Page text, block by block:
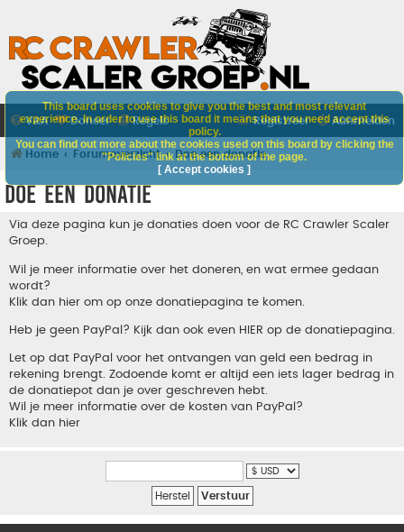
V&A Doneer Regels Aanmelden
Registreer
Home Forumoverzicht Doe een donatie
Doe een donatie
Via deze pagina kun je donaties doen voor de RC Crawler Scaler
Groep.
Wil je meer informatie over het doneren, en wat ermee gedaan
wordt?
Klik dan hier om op onze donatiepagina te komen.
Heb je geen PayPal? Kijk dan ook even HIER op de donatiepagina.
Let op dat PayPal voor het ontvangen van geld een bedrag in
rekening brengt. Zodoende komt er altijd een iets lager bedrag in
de donatiepot dan je over geschreven hebt.
Wil je meer informatie over de kosten van PayPal?
Klik dan hier
This board uses cookies to give you the best and most relevant
experience. In order to use this board it means that you need accept this
policy.
You can find out more about the cookies used on this board by clicking the
"Policies" link at the bottom of the page.
[ Accept cookies ]